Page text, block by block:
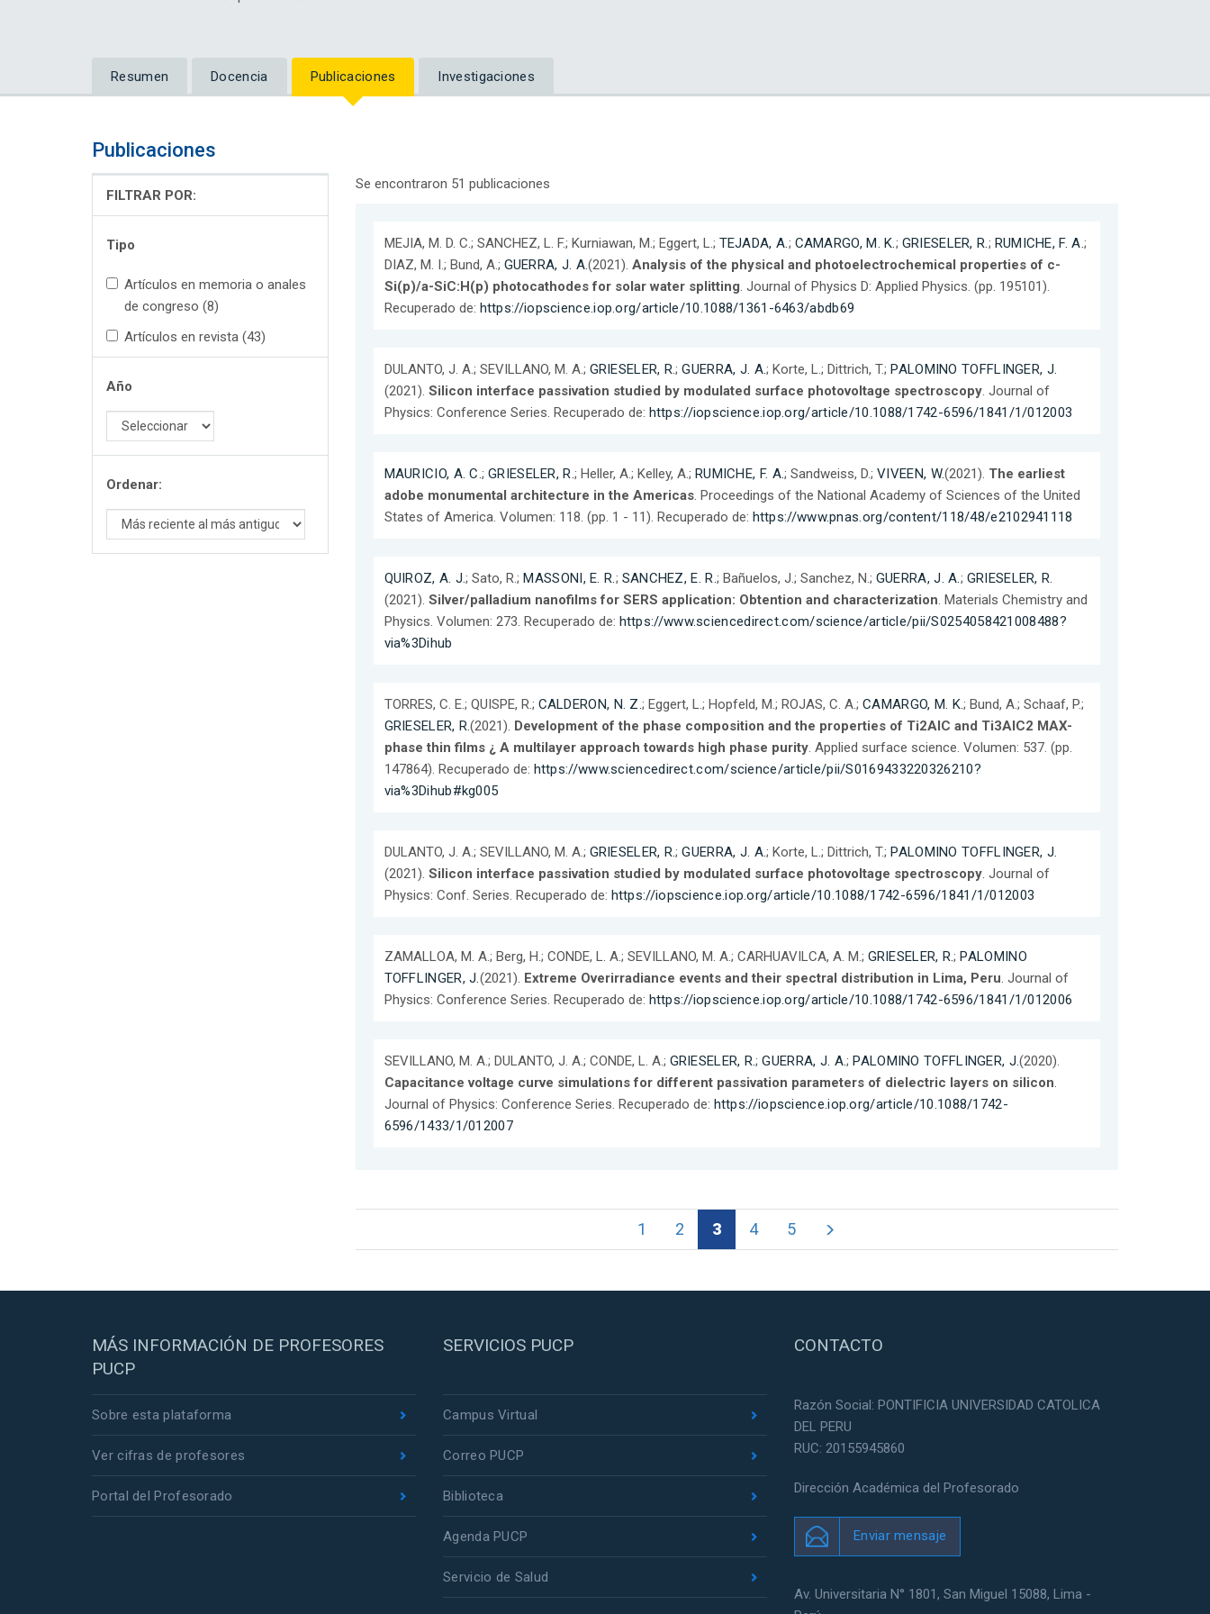
Resumen Docencia Publicaciones Investigaciones
Publicaciones
FILTRAR POR:
Tipo
Artículos en memoria o anales
de congreso (8)
Artículos en revista (43)
Año
Ordenar:
Se encontraron 51 publicaciones
MEJIA, M. D. C.; SANCHEZ, L. F.; Kurniawan, M.; Eggert, L.; TEJADA, A.; CAMARGO, M. K.; GRIESELER, R.; RUMICHE, F. A.;
DIAZ, M. I.; Bund, A.; GUERRA, J. A.(2021).Analysis of the physical and photoelectrochemical properties of c-
Si(p)/a-SiC:H(p) photocathodes for solar water splitting. Journal of Physics D: Applied Physics. (pp. 195101).
Recuperado de: https://iopscience.iop.org/article/10.1088/1361-6463/abdb69
DULANTO, J. A.; SEVILLANO, M. A.; GRIESELER, R.;GUERRA, J. A.; Korte, L.; Dittrich, T.; PALOMINO TOFFLINGER, J.
(2021). Silicon interface passivation studied by modulated surface photovoltage spectroscopy. Journal of
Physics: Conference Series. Recuperado de: https://iopscience.iop.org/article/10.1088/1742-6596/1841/1/012003
MAURICIO, A. C.; GRIESELER, R.; Heller, A.; Kelley, A.; RUMICHE, F. A.; Sandweiss, D.;VIVEEN, W.(2021). The earliest
adobe monumental architecture in the Americas. Proceedings of the National Academy of Sciences of the United
States of America. Volumen: 118. (pp. 1 - 11). Recuperado de: https://www.pnas.org/content/118/48/e2102941118
QUIROZ, A. J.; Sato, R.; MASSONI, E. R.; SANCHEZ, E. R.; Bañuelos, J.; Sanchez, N.; GUERRA, J. A.; GRIESELER, R.
(2021). Silver/palladium nanofilms for SERS application: Obtention and characterization. Materials Chemistry and
Physics. Volumen: 273. Recuperado de: https://www.sciencedirect.com/science/article/pii/S0254058421008488?
via%3Dihub
TORRES, C. E.; QUISPE, R.; CALDERON, N. Z.; Eggert, L.; Hopfeld, M.; ROJAS, C. A.; CAMARGO, M. K.; Bund, A.; Schaaf, P.;
GRIESELER, R.(2021). Development of the phase composition and the properties of Ti2AlC and Ti3AlC2 MAX-
phase thin films ¿ A multilayer approach towards high phase purity. Applied surface science. Volumen: 537. (pp.
147864). Recuperado de: https://www.sciencedirect.com/science/article/pii/S0169433220326210?
via%3Dihub#kg005
DULANTO, J. A.; SEVILLANO, M. A.; GRIESELER, R.;GUERRA, J. A.; Korte, L.; Dittrich, T.; PALOMINO TOFFLINGER, J.
(2021). Silicon interface passivation studied by modulated surface photovoltage spectroscopy. Journal of
Physics: Conf. Series. Recuperado de: https://iopscience.iop.org/article/10.1088/1742-6596/1841/1/012003
ZAMALLOA, M. A.; Berg, H.; CONDE, L. A.; SEVILLANO, M. A.; CARHUAVILCA, A. M.; GRIESELER, R.; PALOMINO
TOFFLINGER, J.(2021). Extreme Overirradiance events and their spectral distribution in Lima, Peru. Journal of
Physics: Conference Series. Recuperado de: https://iopscience.iop.org/article/10.1088/1742-6596/1841/1/012006
SEVILLANO, M. A.; DULANTO, J. A.; CONDE, L. A.; GRIESELER, R.;GUERRA, J. A.; PALOMINO TOFFLINGER, J.(2020).
Capacitance voltage curve simulations for different passivation parameters of dielectric layers on silicon.
Journal of Physics: Conference Series. Recuperado de: https://iopscience.iop.org/article/10.1088/1742-
6596/1433/1/012007
1 2 3 4 5
MÁS INFORMACIÓN DE PROFESORES
PUCP
Sobre esta plataforma
Ver cifras de profesores
Portal del Profesorado
SERVICIOS PUCP
Campus Virtual
Correo PUCP
Biblioteca
Agenda PUCP
Servicio de Salud
CONTACTO
Razón Social: PONTIFICIA UNIVERSIDAD CATOLICA
DEL PERU
RUC: 20155945860
Dirección Académica del Profesorado
Enviar mensaje
Av. Universitaria N° 1801, San Miguel 15088, Lima -